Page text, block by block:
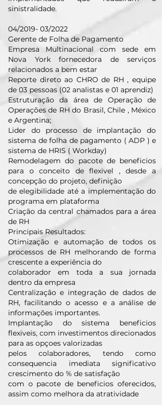
sinistralidade.
04/2019- 03/2022
Gerente de Folha de Pagamento
Empresa Multinacional com sede em
Nova York fornecedora de serviços
relacionados a bem estar
Reporte direto ao CHRO de RH , equipe
de 03 pessoas (02 analistas e 01 aprendiz)
Estruturação da área de Operação de
Operações de RH do Brasil, Chile , México
e Argentina;
Lider do processo de implantação do
sistema de folha de pagamento ( ADP ) e
sistema de HRIS ( Workday)
Remodelagem do pacote de beneficios
para o conceito de flexivel , desde a
concepção do projeto, definição
de elegibilidade até a implementação do
programa em plataforma
Criação da central chamados para a área
de RH
Principais Resultados:
Otimização e automação de todos os
processos de RH melhorando de forma
crescente a experiência do
colaborador em toda a sua jornada
dentro da empresa
Centralização e integração de dados de
RH, facilitando o acesso e a análise de
informações importantes.
Implantação do sistema beneficios
flexiveis, com investimentos direcionados
para as opçoes valorizadas
pelos colaboradores, tendo como
consequencia imediata significativo
crescimento do % de satisfação
com o pacote de beneficios oferecidos,
assim como melhora da atratividade